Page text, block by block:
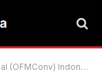
di Bogor Tahun 1937, Baru Mandiri Tahun 2019